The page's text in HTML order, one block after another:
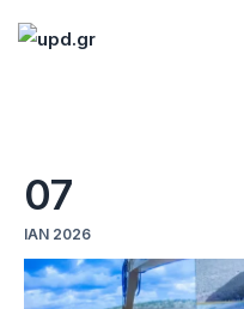
Games
07
ΙΑΝ 2026